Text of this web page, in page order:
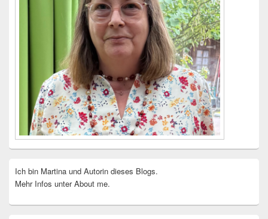
Ich bin Martina und Autorin dieses Blogs.
Mehr Infos unter About me.